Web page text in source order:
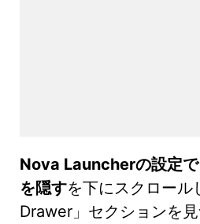
Nova Launcherの設定
を隠すを下にスクロール
Drawer」セクションを